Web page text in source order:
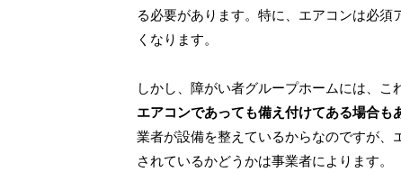
る必要があります。特に、エアコンは必
くなります。
しかし、障がい者グループホームには、こ
エアコンであっても備え付けてある場合も
業者が設備を整えているからなのですが
されているかどうかは事業者によります。